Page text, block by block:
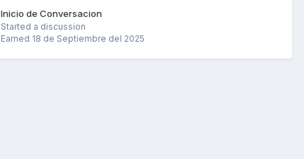
Inicio de Conversacion
Started a discussion
Earned 18 de Septiembre del 2025